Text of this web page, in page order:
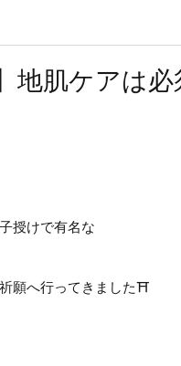
地肌ケアは必
授けで有名な
願へ行ってきました⛩